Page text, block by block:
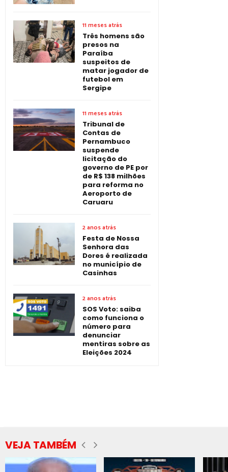
11 meses atrás
Três homens são
presos na
Paraíba
suspeitos de
matar jogador de
futebol em
Sergipe
11 meses atrás
Tribunal de
Contas de
Pernambuco
suspende
licitação do
governo de PE por
de R$ 138 milhões
para reforma no
Aeroporto de
Caruaru
2 anos atrás
Festa de Nossa
Senhora das
Dores é realizada
no município de
Casinhas
2 anos atrás
SOS Voto: saiba
como funciona o
número para
denunciar
mentiras sobre as
Eleições 2024
VEJA TAMBÉM